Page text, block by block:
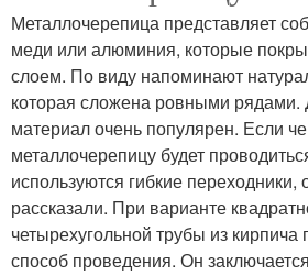
Металлочерепица представляет
меди или алюминия, которые
слоем. По виду напоминают
которая сложена ровными
материал очень популярен. Если
металлочерепицу будет
используются гибкие
рассказали. При варианте
четырехугольной трубы из кирпича
способ проведения. Он